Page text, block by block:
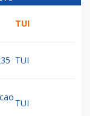
TUI
TUI
TUI